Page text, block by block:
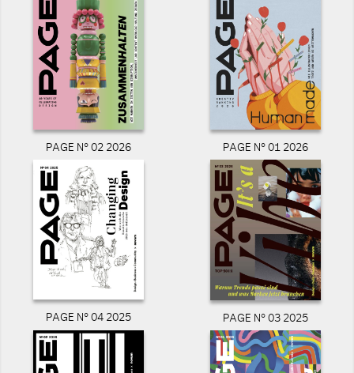
PAGE N° 02 2026 PAGE N° 01 2026
PAGE N° 04 2025 PAGE N° 03 2025